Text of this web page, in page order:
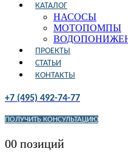
КАТАЛОГ
НАСОСЫ
МОТОПОМПЫ
ПРОЕКТЫ
СТАТЬИ
КОНТАКТЫ
+7 (495) 492-74-77
ПОЛУЧИТЬ КОНСУЛЬТАЦИЮ
00 позиций